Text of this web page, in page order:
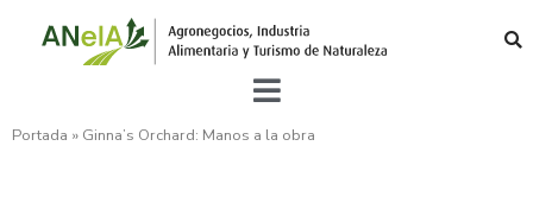
Portada » Ginna’s Orchard: Manos a la obra